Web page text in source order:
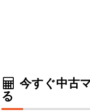
今すぐ中古
る